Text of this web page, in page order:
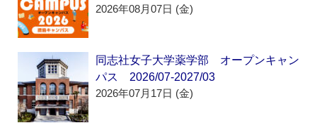
2026年08月07日 (金)
同志社女子大学薬学部 オープンキャン
パス 2026/07-2027/03
2026年07月17日 (金)